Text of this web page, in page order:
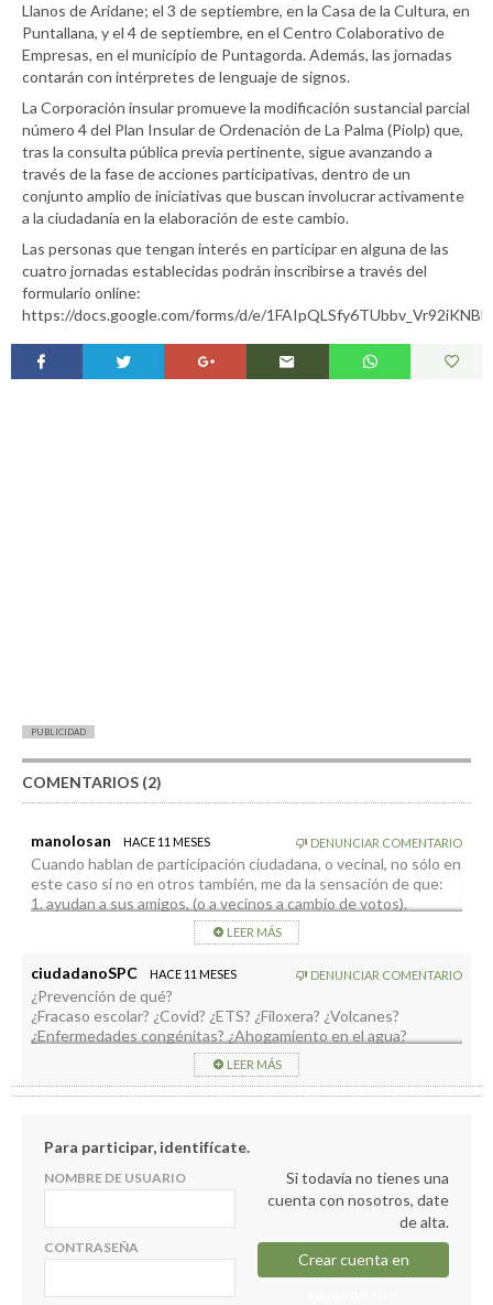
Llanos de Aridane; el 3 de septiembre, en la Casa de la Cultura, en
Puntallana, y el 4 de septiembre, en el Centro Colaborativo de
Empresas, en el municipio de Puntagorda. Además, las jornadas
contarán con intérpretes de lenguaje de signos.
La Corporación insular promueve la modificación sustancial parcial
número 4 del Plan Insular de Ordenación de La Palma (Piolp) que,
tras la consulta pública previa pertinente, sigue avanzando a
través de la fase de acciones participativas, dentro de un
conjunto amplio de iniciativas que buscan involucrar activamente
a la ciudadanía en la elaboración de este cambio.
Las personas que tengan interés en participar en alguna de las
cuatro jornadas establecidas podrán inscribirse a través del
formulario online:
https://docs.google.com/forms/d/e/
PUBLICIDAD
COMENTARIOS (2)
manolosan HACE 11 MESES DENUNCIAR COMENTARIO
Cuando hablan de participación ciudadana, o vecinal, no sólo en
este caso si no en otros también, me da la sensación de que:
1. ayudan a sus amigos, (o a vecinos a cambio de votos).
2. se lavan las manos si algo no va (no fui yo, fueron los demás,
“así lo quisieron los ciudadanos/vecinos”)
“La Corporación insular promueve la modificación sustancial
parcial número 4 del Plan Insular de Ordenación de La Palma
(Piolp) que, tras la CONSULTA PÚBLICA previa pertinente,
sigue avanzando a través de la fase de acciones participativas,
dentro de un conjunto amplio de iniciativas que buscan
INVOLUCRAR ACTIVAMENTE A LA CIUDADANÍA en la
elaboración de este cambio.”
LEER MÁS
ciudadanoSPC HACE 11 MESES DENUNCIAR COMENTARIO
¿Prevención de qué?
¿Fracaso escolar? ¿Covid? ¿ETS? ¿Filoxera? ¿Volcanes?
¿Enfermedades congénitas? ¿Ahogamiento en el agua?
¿Ahogamiento por comida?
LEER MÁS
Para participar, identifícate.
NOMBRE DE USUARIO
CONTRASEÑA
Si todavía no tienes una
cuenta con nosotros, date
de alta.
Crear cuenta en